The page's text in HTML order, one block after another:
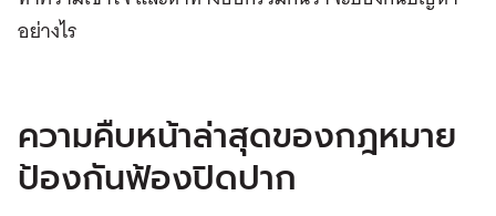
อย่างไร
ความคืบหน้าล่าสุดของกฎหมาย
ป้องกันฟ้องปิดปาก